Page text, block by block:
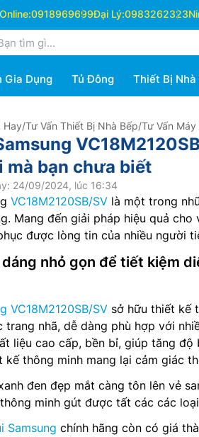
0918969699Đại Lý:0983262323
Gia Dụng Tủ Đông Thiết Bị Nhà
Hay/Tư Vấn Thiết Bị Nhà Bếp/Tư Vấn
mà bạn chưa biết
24/09/2024, lúc 16:34
VC18M2120SB/SV là một trong
Mang đến giải pháp hiệu quả cho
được lòng tin của nhiều người
nhỏ gọn để tiết kiệm
VC18M2120SB/SV sở hữu thiết kế
trang nhã, dễ dàng phù hợp với
liệu cao cấp, bền bỉ, giúp tăng độ
thông minh mang lại cảm giác
đen đẹp mắt càng tôn lên vẻ
minh gút được tất các các
Samsung chính hãng còn có giá